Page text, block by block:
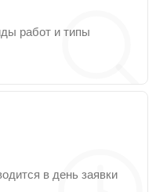
работ и типы
в день заявки